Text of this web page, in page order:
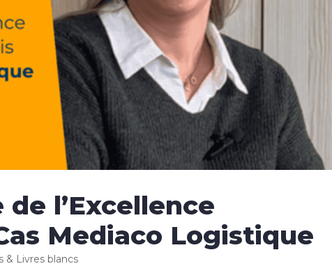
de l’Excellence
Mediaco Logistique
& Livres blancs